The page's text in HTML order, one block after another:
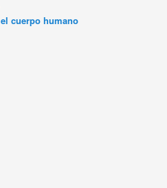
cuerpo humano